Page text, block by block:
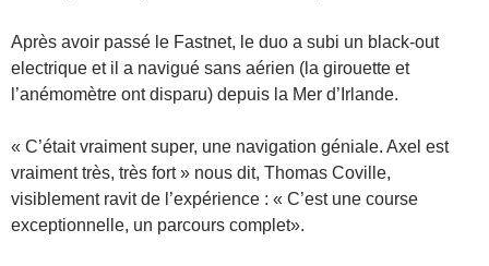
Après avoir passé le Fastnet, le duo a subi un black-out
electrique et il a navigué sans aérien (la girouette et
l’anémomètre ont disparu) depuis la Mer d’Irlande.
« C’était vraiment super, une navigation géniale. Axel est
vraiment très, très fort » nous dit, Thomas Coville,
visiblement ravit de l’expérience : « C’est une course
exceptionnelle, un parcours complet».